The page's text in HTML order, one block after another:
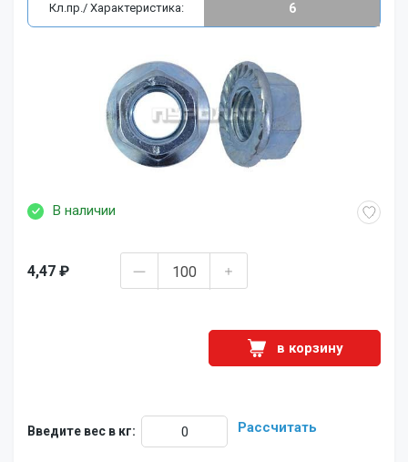
В наличии
4,47 ₽
в корзину
Введите вес в кг: Рассчитать
Кл.пр./ Характеристика: 6